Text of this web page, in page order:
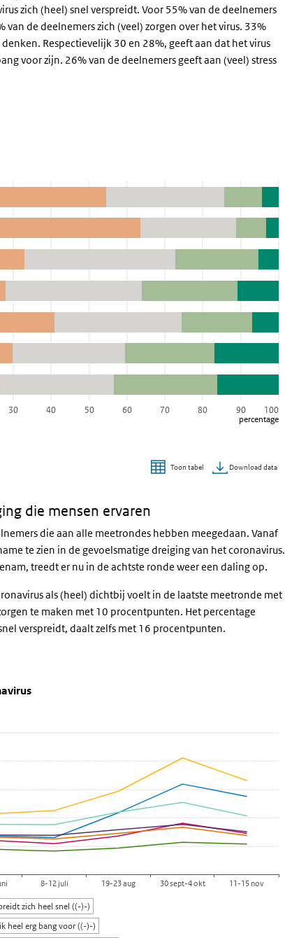
zich (heel) snel verspreidt. Voor 55% van de deelnemers
de deelnemers zich (veel) zorgen over het virus. 33%
Respectievelijk 30 en 28%, geeft aan dat het virus
voor zijn. 26% van de deelnemers geeft aan (veel) stress
emotie' over en ga naar de datatabel
op emotie
percentage
30 40 50 60 70 80 90 100
Toon tabel Download data
die mensen ervaren
die aan alle meetrondes hebben meegedaan. Vanaf
te zien in de gevoelsmatige dreiging van het coronavirus.
treedt er nu in de achtste ronde weer een daling op.
als (heel) dichtbij voelt in de laatste meetronde met
te maken met 10 procentpunten. Het percentage
verspreidt, daalt zelfs met 16 procentpunten.
coronavirus op emotie
coronavirus' over en ga naar de datatabel
van het coronavirus
zich heel snel ((-)-)
heel erg bang voor ((-)-)
8-12 juli 19-23 aug 30 sept-4 okt 11-15 nov